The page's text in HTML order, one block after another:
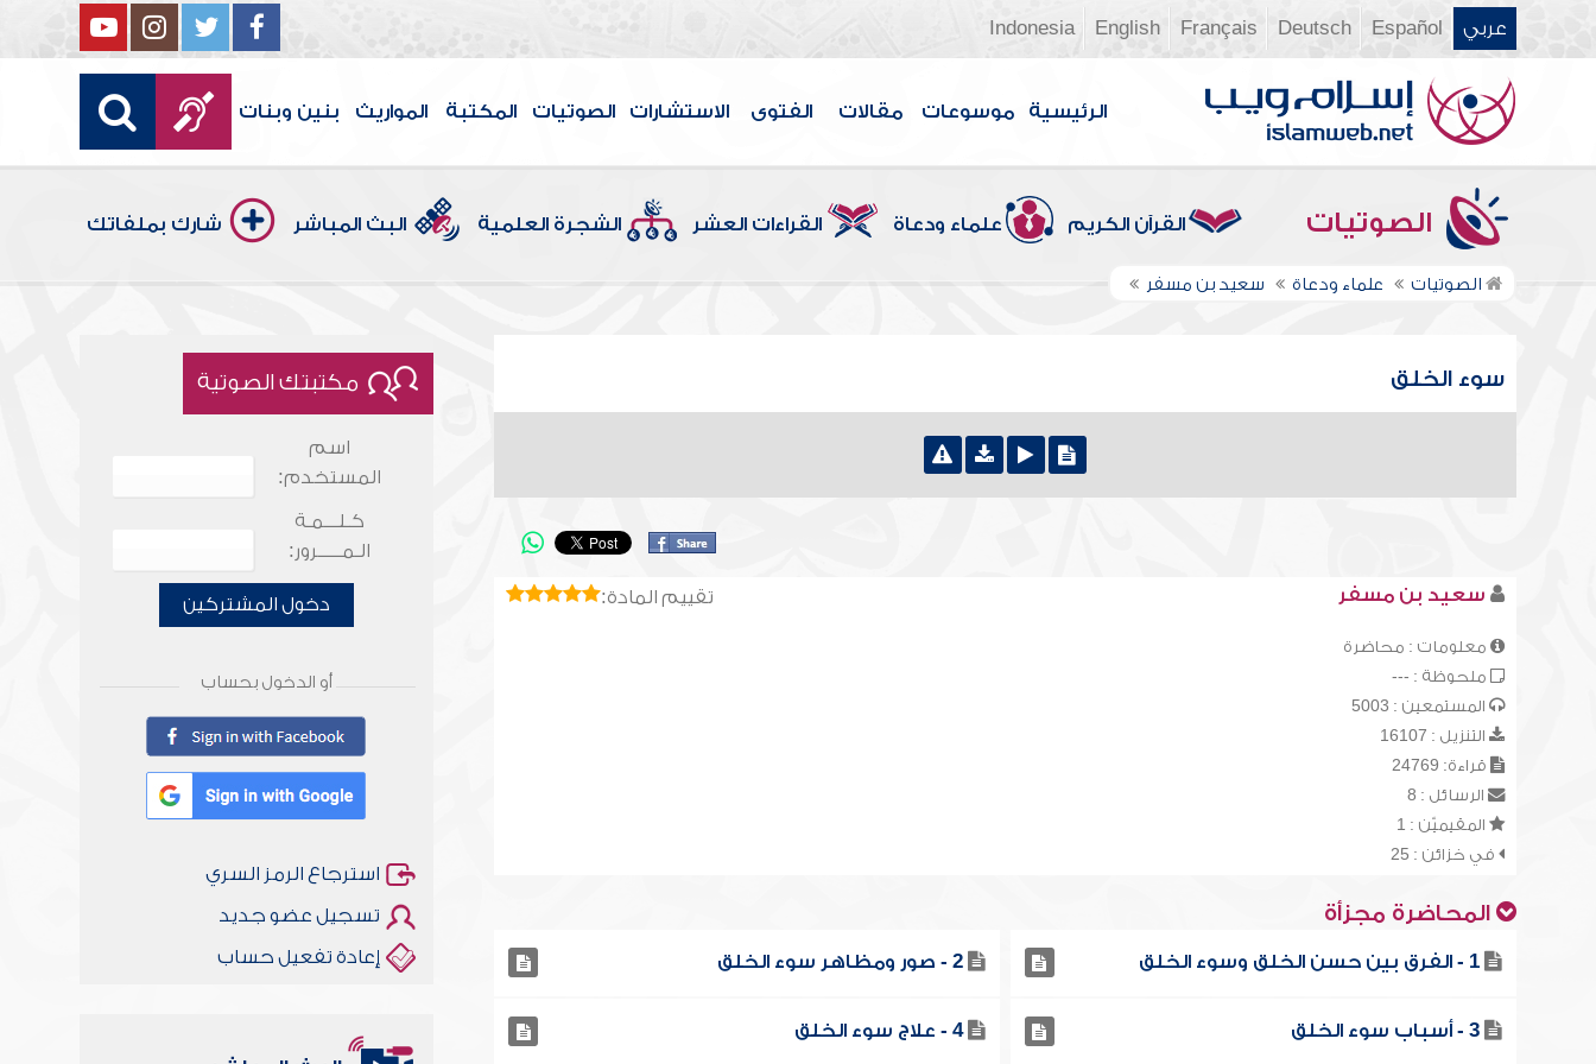
عربي Español
Deutsch
Français
English
Indonesia
الرئيسية موسوعات مقالات الفتوى الاستشارات الصوتيات المكتبة المواريث بنين وبنات
الصوتيات القرآن الكريم علماء ودعاة القراءات العشر الشجرة العلمية البث المباشر شارك بملفاتك
الصوتيات علماء ودعاة سعيد بن مسفر
سوء الخلق
تقييم المادة: سعيد بن مسفر
معلومات : محاضرة
ملحوظة : ---
المستمعين : 5003
التنزيل : 16107
قراءة: 24769
الرسائل : 8
المقيميّن : 1
في خزائن : 25
المحاضرة مجزأة
1 - الفرق بين حسن الخلق وسوء الخلق 2 - صور ومظاهر سوء الخلق
3 - أسباب سوء الخلق 4 - علاج سوء الخلق
مكتبتك الصوتية
اسم
المستخدم:
كـلـــمـة
الـمـــــرور:
دخول المشتركين
أو الدخول بحساب
استرجاع الرمز السري
تسجيل عضو جديد
إعادة تفعيل حساب